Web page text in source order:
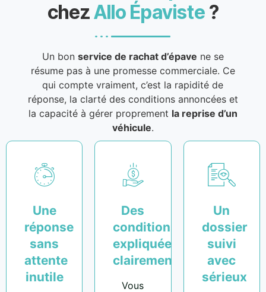
chezAllo Épaviste ?
Un bon service de rachat d’épave ne se
résume pas à une promesse commerciale. Ce
qui compte vraiment, c’est la rapidité de
réponse, la clarté des conditions annoncées et
la capacité à gérer proprement la reprise d’un
véhicule.
Une
réponse
sans
attente
inutile
Des
conditions
expliquées
clairement
Vous
Un
dossier
suivi
avec
sérieux